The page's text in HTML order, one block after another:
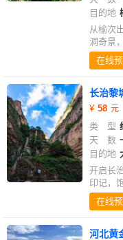
目的地
从榆次
洞奇景
在线
长治黎
58
类 型
天 数
目的地
开启长
印记，
在线
河北黄